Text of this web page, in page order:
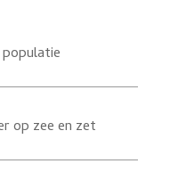
op zee en zet